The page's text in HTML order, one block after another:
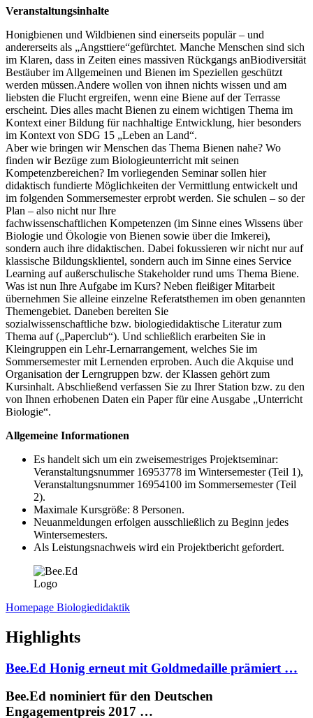
Veranstaltungsinhalte
Honigbienen und Wildbienen sind einerseits populär – und
andererseits als „Angsttiere“gefürchtet. Manche Menschen sind sich
im Klaren, dass in Zeiten eines massiven Rückgangs anBiodiversität
Bestäuber im Allgemeinen und Bienen im Speziellen geschützt
werden müssen.Andere wollen von ihnen nichts wissen und am
liebsten die Flucht ergreifen, wenn eine Biene auf der Terrasse
erscheint. Dies alles macht Bienen zu einem wichtigen Thema im
Kontext einer Bildung für nachhaltige Entwicklung, hier besonders
im Kontext von SDG 15 „Leben an Land“.
Aber wie bringen wir Menschen das Thema Bienen nahe? Wo
finden wir Bezüge zum Biologieunterricht mit seinen
Kompetenzbereichen? Im vorliegenden Seminar sollen hier
didaktisch fundierte Möglichkeiten der Vermittlung entwickelt und
im folgenden Sommersemester erprobt werden. Sie schulen – so der
Plan – also nicht nur Ihre
fachwissenschaftlichen Kompetenzen (im Sinne eines Wissens über
Biologie und Ökologie von Bienen sowie über die Imkerei),
sondern auch ihre didaktischen. Dabei fokussieren wir nicht nur auf
klassische Bildungsklientel, sondern auch im Sinne eines Service
Learning auf außerschulische Stakeholder rund ums Thema Biene.
Was ist nun Ihre Aufgabe im Kurs? Neben fleißiger Mitarbeit
übernehmen Sie alleine einzelne Referatsthemen im oben genannten
Themengebiet. Daneben bereiten Sie
sozialwissenschaftliche bzw. biologiedidaktische Literatur zum
Thema auf („Paperclub“). Und schließlich erarbeiten Sie in
Kleingruppen ein Lehr-Lernarrangement, welches Sie im
Sommersemester mit Lernenden erproben. Auch die Akquise und
Organisation der Lerngruppen bzw. der Klassen gehört zum
Kursinhalt. Abschließend verfassen Sie zu Ihrer Station bzw. zu den
von Ihnen erhobenen Daten ein Paper für eine Ausgabe „Unterricht
Biologie“.
Allgemeine Informationen
Es handelt sich um ein zweisemestriges Projektseminar:
Veranstaltungsnummer 16953778 im Wintersemester (Teil 1),
Veranstaltungsnummer 16954100 im Sommersemester (Teil
2).
Maximale Kursgröße: 8 Personen.
Neuanmeldungen erfolgen ausschließlich zu Beginn jedes
Wintersemesters.
Als Leistungsnachweis wird ein Projektbericht gefordert.
Homepage Biologiedidaktik
Highlights
Bee.Ed Honig erneut mit Goldmedaille prämiert …
Bee.Ed nominiert für den Deutschen
Engagementpreis 2017 …